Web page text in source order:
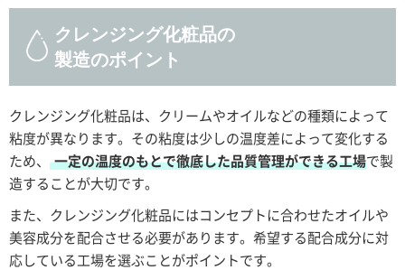
クレンジング化粧品の
製造のポイント
クレンジング化粧品は、クリームやオイルなどの種類によって
粘度が異なります。その粘度は少しの温度差によって変化する
ため、
一定の温度のもとで徹底した品質管理ができる工場で製
造することが大切です。
また、クレンジング化粧品にはコンセプトに合わせたオイルや
美容成分を配合させる必要があります。希望する配合成分に対
応している工場を選ぶことがポイントです。